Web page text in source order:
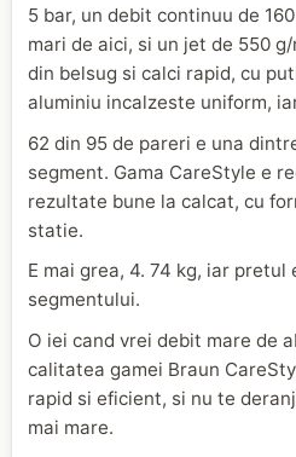
5 bar, un debit continuu de
mari de aici, si un jet de 550
din belsug si calci rapid, cu
aluminiu incalzeste uniform,
62 din 95 de pareri e una
segment. Gama CareStyle e
rezultate bune la calcat, cu
statie.
E mai grea, 4. 74 kg, iar pretul
segmentului.
O iei cand vrei debit mare de
calitatea gamei Braun
rapid si eficient, si nu te
mai mare.